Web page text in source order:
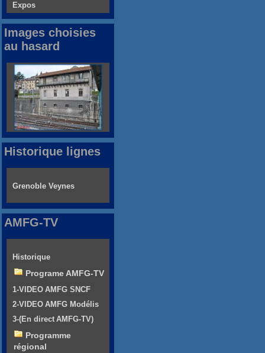
Expos
Images choisies
au hasard
Historique lignes
Grenoble Veynes
AMFG-TV
Historique
Programe AMFG-TV
1-VIDEO AMFG SNCF
2-VIDEO AMFG Modélis
3-(En direct AMFG-TV)
Programme
régional